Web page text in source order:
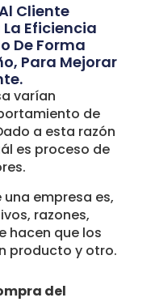
Cliente
Eficiencia
De Forma
Para Mejorar
varían
de
a esta razón
es proceso de
empresa es,
razones,
hacen que los
producto y otro.
del